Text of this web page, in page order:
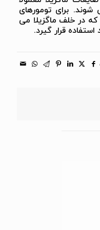
برای تومورهای
در خلف ماگزیلا می
قرار گیرد.